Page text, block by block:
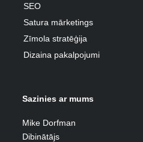
SEO
Satura mārketings
Zīmola stratēģija
Dizaina pakalpojumi
Sazinies ar mums
Mike Dorfman
Dibinātājs